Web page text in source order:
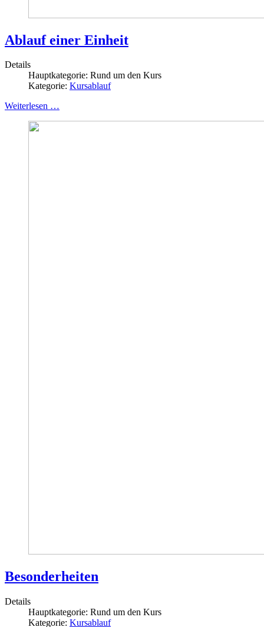
Ablauf einer Einheit
Details
Hauptkategorie: Rund um den Kurs
Kategorie: Kursablauf
Weiterlesen …
Besonderheiten
Details
Hauptkategorie: Rund um den Kurs
Kategorie: Kursablauf